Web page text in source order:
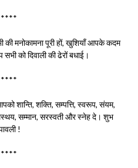
मनोकामना पूरी हों, खुशियाँ आपके कदम
को दिवाली की ढेरों बधाई।
शान्ति, शक्ति, सम्पत्ति, स्वरूप, संयम,
सम्मान, सरस्वती और स्नेह दे। शुभ
!